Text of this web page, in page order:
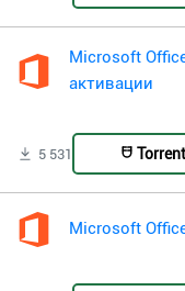
Microsoft
активации
5 531 Torrent
Microsoft